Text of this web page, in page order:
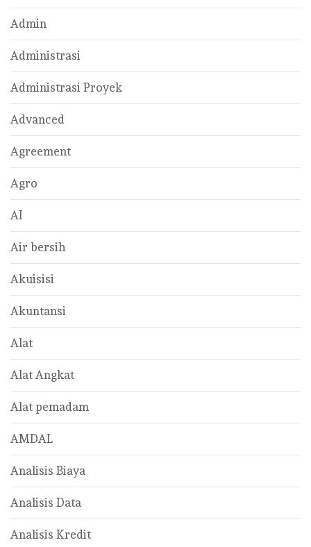
Admin
Administrasi
Administrasi Proyek
Advanced
Agreement
Agro
AI
Air bersih
Akuisisi
Akuntansi
Alat
Alat Angkat
Alat pemadam
AMDAL
Analisis Biaya
Analisis Data
Analisis Kredit